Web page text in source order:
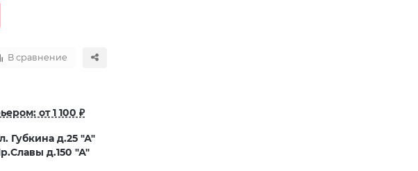
В сравнение
от 1 100 ₽
Губкина д.25 "А"
д.150 "А"